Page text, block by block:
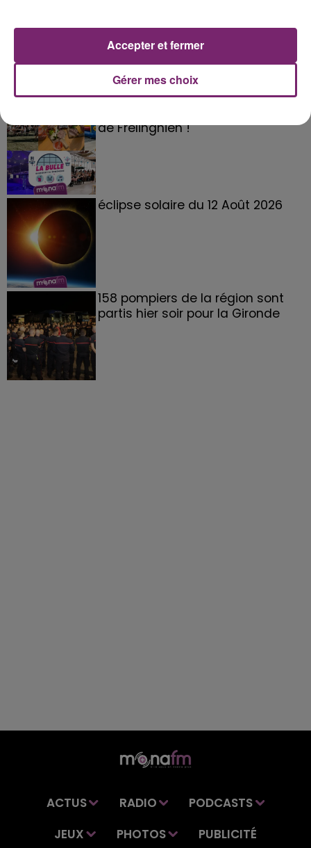
de Frelinghien !
éclipse solaire du 12 Août 2026
158 pompiers de la région sont
partis hier soir pour la Gironde
ACTUS RADIO
PODCASTS
JEUX
PHOTOS PUBLICITÉ
Gérer mes choix
Accepter et fermer